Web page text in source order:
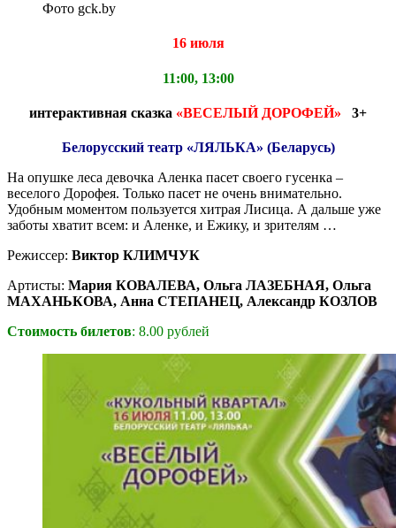
Фото gck.by
16 июля
11:00, 13:00
интерактивная сказка «ВЕСЕЛЫЙ ДОРОФЕЙ» 3+
Белорусский театр «ЛЯЛЬКА» (Беларусь)
На опушке леса девочка Аленка пасет своего гусенка –
веселого Дорофея. Только пасет не очень внимательно.
Удобным моментом пользуется хитрая Лисица. А дальше уже
заботы хватит всем: и Аленке, и Ежику, и зрителям …
Режиссер: Виктор КЛИМЧУК
Артисты: Мария КОВАЛЕВА, Ольга ЛАЗЕБНАЯ, Ольга
МАХАНЬКОВА, Анна СТЕПАНЕЦ, Александр КОЗЛОВ
Стоимость билетов: 8.00 рублей